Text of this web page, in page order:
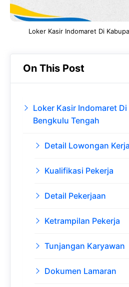
Loker Kasir Indomaret Di
On This Post
Loker Kasir Indomaret
Bengkulu Tengah
Detail Lowongan Kerja
Kualifikasi Pekerja
Detail Pekerjaan
Ketrampilan Pekerja
Tunjangan Karyawan
Dokumen Lamaran